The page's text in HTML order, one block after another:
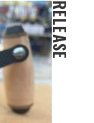
RELEASE